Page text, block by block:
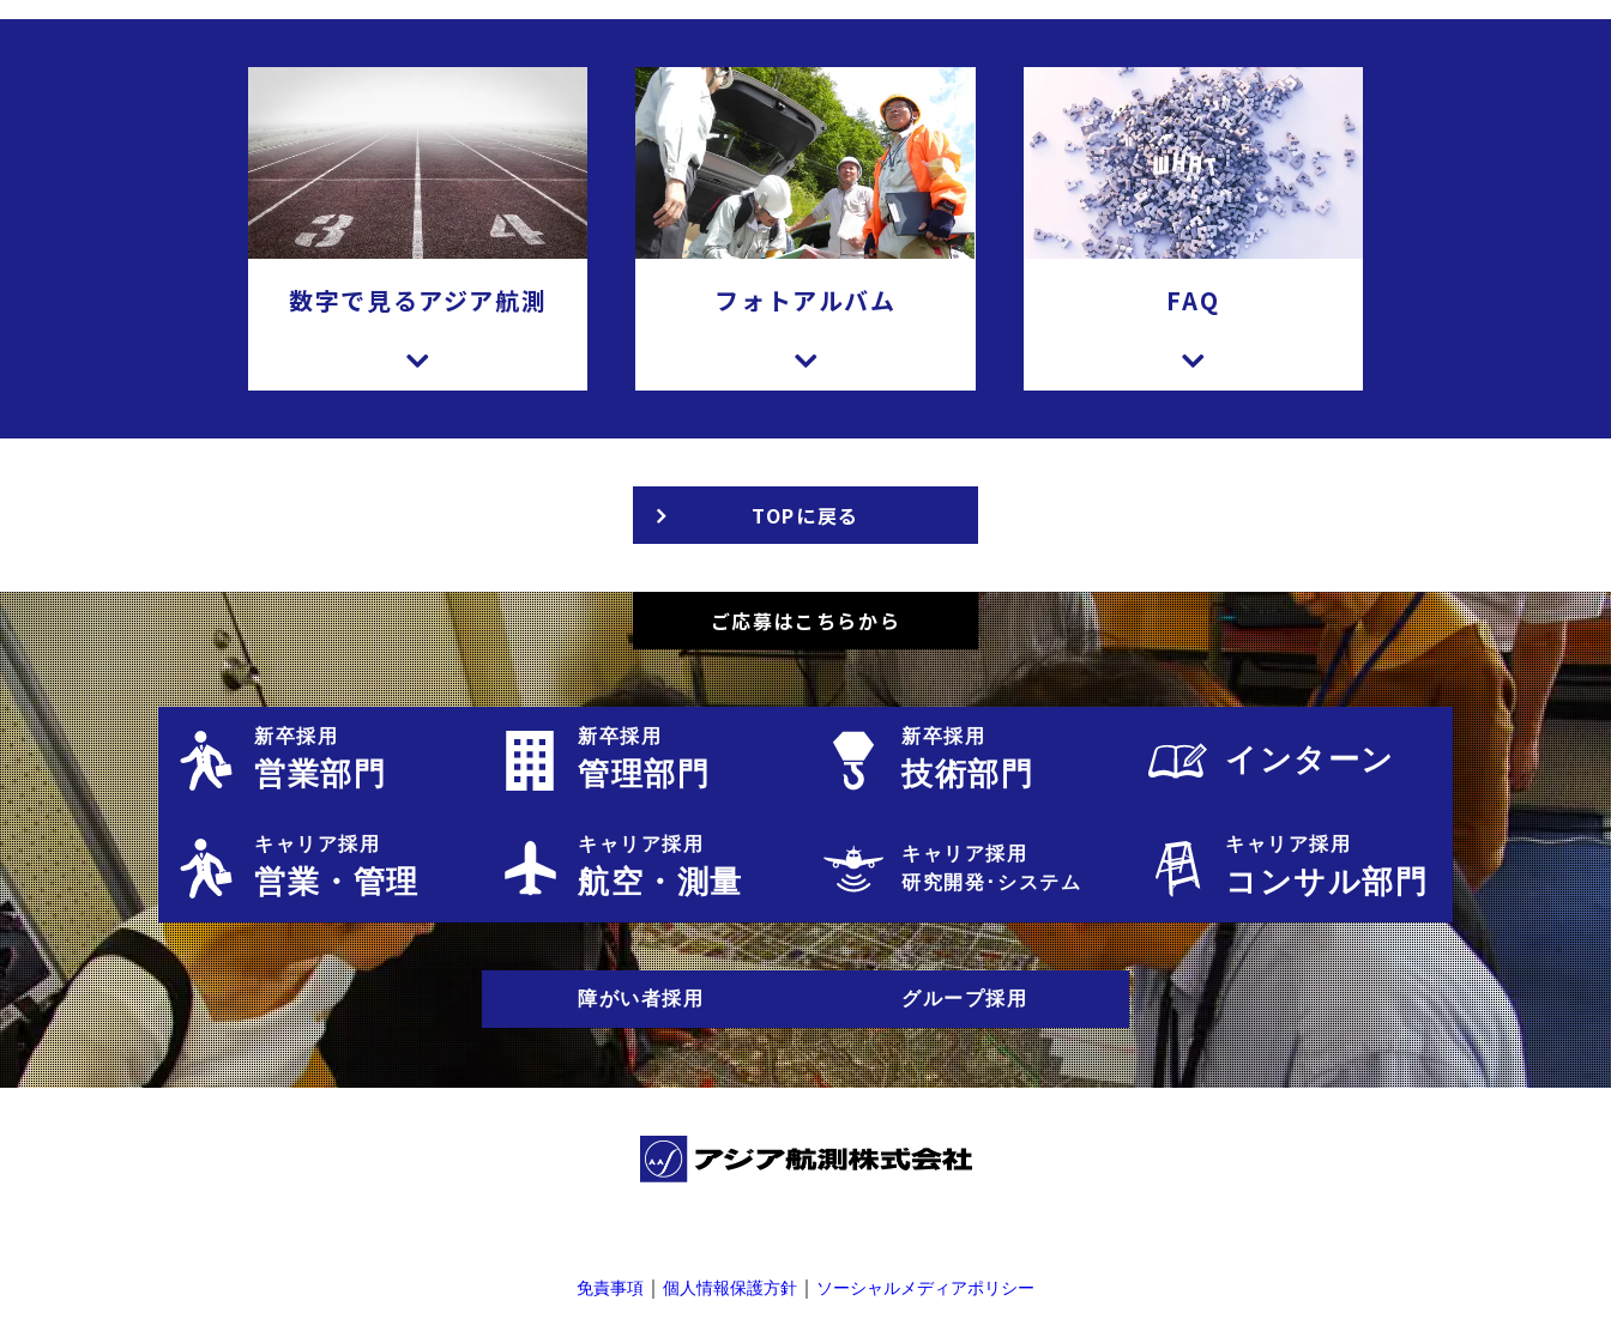
数字で見るアジア航測 フォトアルバム FAQ
TOPに戻る
ご応募はこちらから
新卒採用
営業部門
新卒採用
管理部門
新卒採用
技術部門 インターン
キャリア採用
営業・管理
キャリア採用
航空・測量
キャリア採用
研究開発･システム
キャリア採用
コンサル部門
障がい者採用 グループ採用
免責事項 個人情報保護方針 ソーシャルメディアポリシー